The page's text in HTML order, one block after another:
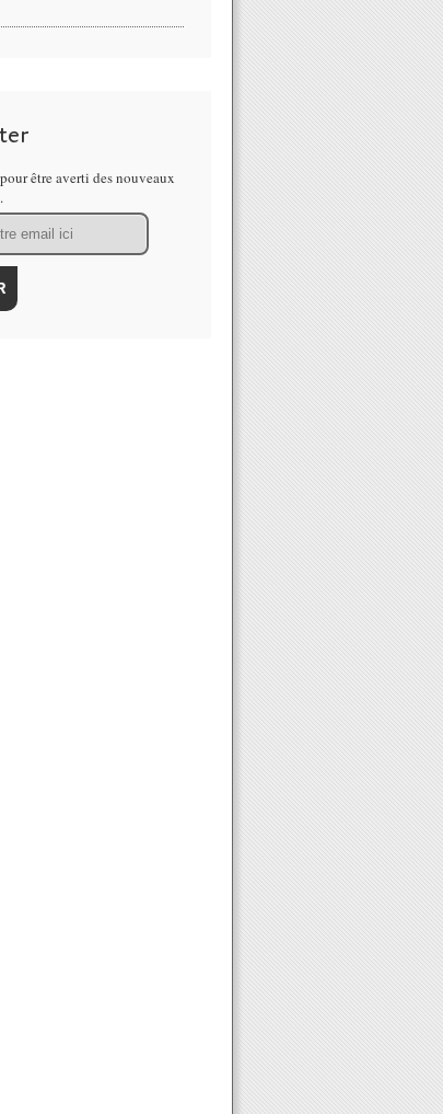
être averti des nouveaux